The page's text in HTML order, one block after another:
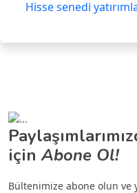
Hisse senedi
için Abone Ol!
Bültenimize abone olun ve